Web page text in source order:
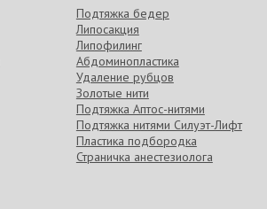
Подтяжка бедер
Липосакция
Липофилинг
Абдоминопластика
Удаление рубцов
Золотые нити
Подтяжка Аптос-нитями
Подтяжка нитями Силуэт-Лифт
Пластика подбородка
Страничка анестезиолога